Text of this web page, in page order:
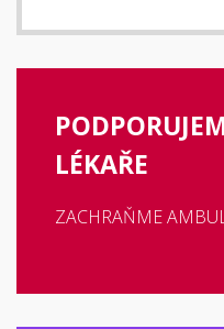
LÉKAŘE
ZACHRAŇME